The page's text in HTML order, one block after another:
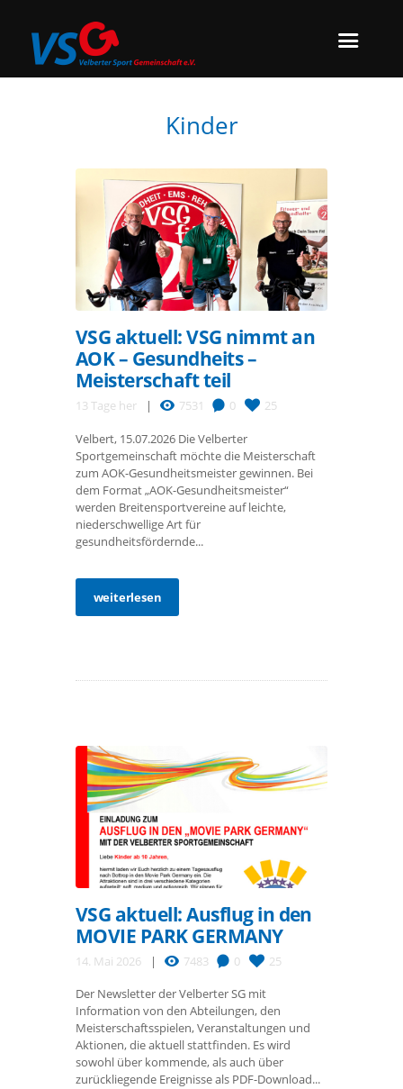
Kinder
VSG aktuell: VSG nimmt an
AOK – Gesundheits –
Meisterschaft teil
13 Tage her 7531 0 25
Velbert, 15.07.2026 Die Velberter
Sportgemeinschaft möchte die Meisterschaft
zum AOK-Gesundheitsmeister gewinnen. Bei
dem Format „AOK-Gesundheitsmeister“
werden Breitensportvereine auf leichte,
niederschwellige Art für
gesundheitsfördernde...
weiterlesen
VSG aktuell: Ausflug in den
MOVIE PARK GERMANY
14. Mai 2026 7483 0 25
Der Newsletter der Velberter SG mit
Information von den Abteilungen, den
Meisterschaftsspielen, Veranstaltungen und
Aktionen, die aktuell stattfinden. Es wird
sowohl über kommende, als auch über
zurückliegende Ereignisse als PDF-Download...